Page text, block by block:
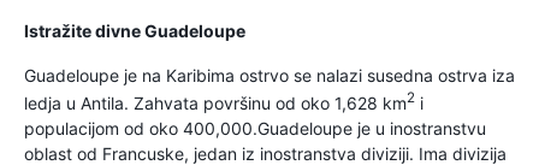
Istražite divne Guadeloupe
Guadeloupe je na Karibima ostrvo se nalazi susedna ostrva iza
ledja u Antila. Zahvata površinu od oko 1,628 km2 i
populacijom od oko 400,000.Guadeloupe je u inostranstvu
oblast od Francuske, jedan iz inostranstva diviziji. Ima divizija